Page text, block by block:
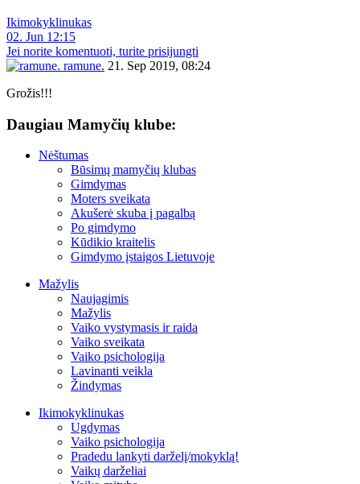
Ikimokyklinukas
02. Jun 12:15
Jei norite komentuoti, turite prisijungti
ramune. 21. Sep 2019, 08:24
Grožis!!!
Daugiau Mamyčių klube:
Nėštumas
Būsimų mamyčių klubas
Gimdymas
Moters sveikata
Akušerė skuba į pagalbą
Po gimdymo
Kūdikio kraitelis
Gimdymo įstaigos Lietuvoje
Mažylis
Naujagimis
Mažylis
Vaiko vystymasis ir raida
Vaiko sveikata
Vaiko psichologija
Lavinanti veikla
Žindymas
Ikimokyklinukas
Ugdymas
Vaiko psichologija
Pradedu lankyti darželį/mokyklą!
Vaikų darželiai